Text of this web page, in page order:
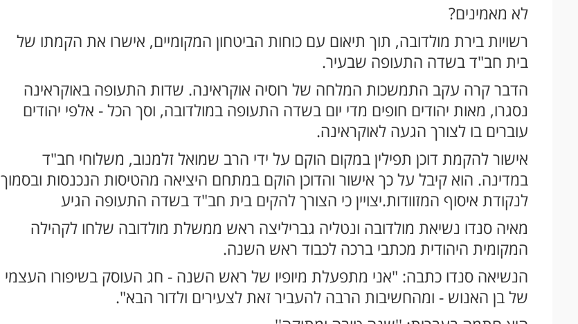
לא מאמינים?
רשויות בירת מולדובה, תוך תיאום עם כוחות הביטחון המקומיים, אישרו את הקמתו של
בית חב"ד בשדה התעופה שבעיר.
הדבר קרה עקב התמשכות המלחה של רוסיה אוקראינה. שדות התעופה באוקראינה
נסגרו, מאות יהודים חופים מדי יום בשדה התעופה במולדובה, וסך הכל - אלפי יהודים
עוברים בו לצורך הגעה לאוקראינה.
אישור להקמת דוכן תפילין במקום הוקם על ידי הרב שמואל זלמנוב, משלוחי חב"ד
במדינה. הוא קיבל על כך אישור והדוכן הוקם במתחם היציאה מהטיסות הנכנסות ובסמוך
לנקודת איסוף המזוודות.יצויין כי הצורך להקים בית חב"ד בשדה התעופה הגיע
מאיה סנדו נשיאת מולדובה ונטליה גבריליצה ראש ממשלת מולדובה שלחו לקהילה
המקומית היהודית מכתבי ברכה לכבוד ראש השנה.
הנשיאה סנדו כתבה: "אני מתפעלת מיופיו של ראש השנה - חג העוסק בשיפורו העצמי
של בן האנוש - ומהחשיבות הרבה להעביר זאת לצעירים ולדור הבא".